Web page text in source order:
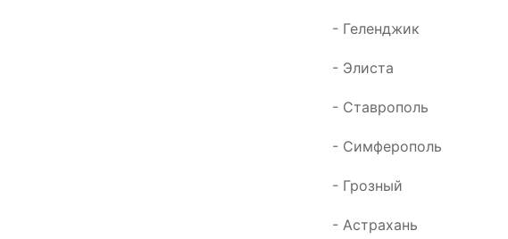
- Геленджик
- Элиста
- Ставрополь
- Симферополь
- Грозный
- Астрахань